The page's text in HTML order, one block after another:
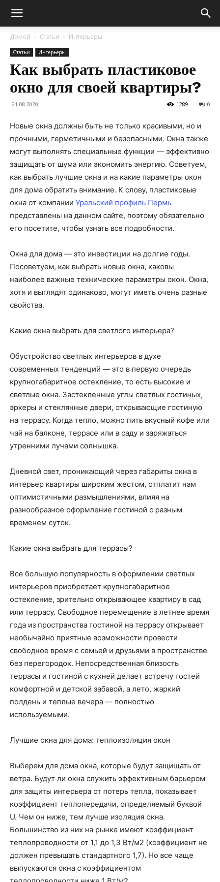
Домой Статьи Интерьеры
Статьи Интерьеры
Как выбрать пластиковое
окно для своей квартиры?
21.08.2020 0
1289
Новые окна должны быть не только красивыми, но и
прочными, герметичными и безопасными. Окна также
могут выполнять специальные функции — эффективно
защищать от шума или экономить энергию. Советуем,
как выбрать лучшие окна и на какие параметры окон
для дома обратить внимание. К слову, пластиковые
окна от компании Уральский профиль Пермь
представлены на данном сайте, поэтому обязательно
его посетите, чтобы узнать все подробности.
Окна для дома — это инвестиции на долгие годы.
Посоветуем, как выбрать новые окна, каковы
наиболее важные технические параметры окон. Окна,
хотя и выглядят одинаково, могут иметь очень разные
свойства.
Какие окна выбрать для светлого интерьера?
Обустройство светлых интерьеров в духе
современных тенденций — это в первую очередь
крупногабаритное остекление, то есть высокие и
светлые окна. Застекленные углы светлых гостиных,
эркеры и стеклянные двери, открывающие гостиную
на террасу. Когда тепло, можно пить вкусный кофе или
чай на балконе, террасе или в саду и заряжаться
утренними лучами солнышка.
Дневной свет, проникающий через габариты окна в
интерьер квартиры широким жестом, отплатит нам
оптимистичными размышлениями, влияя на
разнообразное оформление гостиной с разным
временем суток.
Какие окна выбрать для террасы?
Все большую популярность в оформлении светлых
интерьеров приобретает крупногабаритное
остекление, зрительно открывающее квартиру в сад
или террасу. Свободное перемещение в летнее время
года из пространства гостиной на террасу открывает
необычайно приятные возможности провести
свободное время с семьей и друзьями в пространстве
без перегородок. Непосредственная близость
террасы и гостиной с кухней делает встречу гостей
комфортной и детской забавой, а лето, жаркий
полдень и теплые вечера — полностью
используемыми.
Лучшие окна для дома: теплоизоляция окон
Выберем для дома окна, которые будут защищать от
ветра. Будут ли окна служить эффективным барьером
для защиты интерьера от потерь тепла, показывает
коэффициент теплопередачи, определяемый буквой
U. Чем он ниже, тем лучше изоляция окна.
Большинство из них на рынке имеют коэффициент
теплопроводности от 1,1 до 1,3 Вт/м2 (коэффициент не
должен превышать стандартного 1,7). Но все чаще
выпускаются окна с коэффициентом